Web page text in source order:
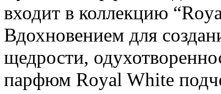
входит в коллекцию
Вдохновением для
щедрости,
парфюм Royal White